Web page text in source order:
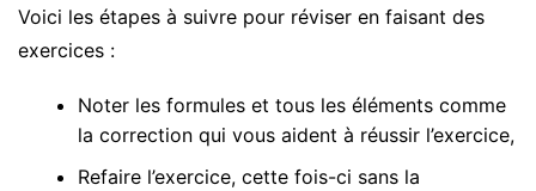
Voici les étapes à suivre pour réviser en faisant des
exercices :
Noter les formules et tous les éléments comme
la correction qui vous aident à réussir l’exercice,
Refaire l’exercice, cette fois-ci sans la